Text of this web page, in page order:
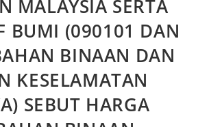
MALAYSIA SERTA
BUMI (090101 DAN
BINAAN DAN
KESELAMATAN
SEBUT HARGA